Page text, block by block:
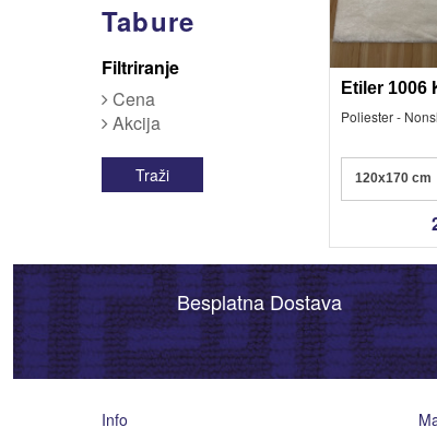
Tabure
Filtriranje
Cena
Akcija
Traži
Etiler 1006
Poliester -
120x170 cm
Besplatna Dostava
Info